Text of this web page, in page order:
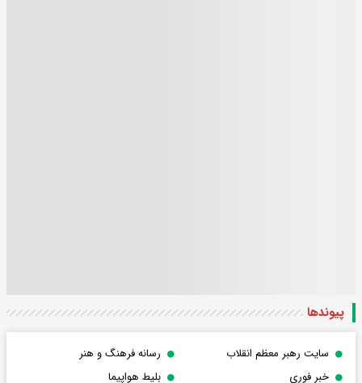
پیوندها
سایت رهبر معظم انقلاب
رسانه فرهنگ و هنر
خبر فوری
بلیط هواپیما